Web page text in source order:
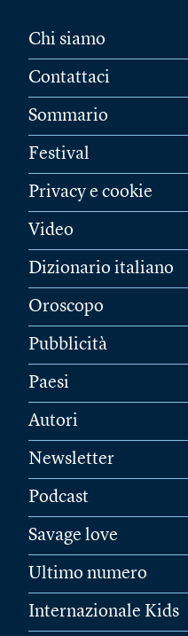
Chi siamo
Contattaci
Sommario
Festival
Privacy e cookie
Video
Dizionario italiano
Oroscopo
Pubblicità
Paesi
Autori
Newsletter
Podcast
Savage love
Ultimo numero
Internazionale Kids